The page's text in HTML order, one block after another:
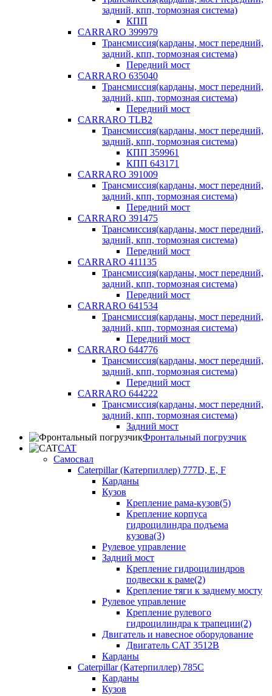
задний, кпп, тормозная система)
КПП
CARRARO 399979
Трансмиссия(карданы, мост передний,
задний, кпп, тормозная система)
Передний мост
CARRARO 635040
Трансмиссия(карданы, мост передний,
задний, кпп, тормозная система)
Передний мост
CARRARO TLB2
Трансмиссия(карданы, мост передний,
задний, кпп, тормозная система)
КПП 359961
КПП 643171
CARRARO 391009
Трансмиссия(карданы, мост передний,
задний, кпп, тормозная система)
Передний мост
CARRARO 391475
Трансмиссия(карданы, мост передний,
задний, кпп, тормозная система)
Передний мост
CARRARO 411135
Трансмиссия(карданы, мост передний,
задний, кпп, тормозная система)
Передний мост
CARRARO 641534
Трансмиссия(карданы, мост передний,
задний, кпп, тормозная система)
Передний мост
CARRARO 644776
Трансмиссия(карданы, мост передний,
задний, кпп, тормозная система)
Передний мост
CARRARO 644222
Трансмиссия(карданы, мост передний,
задний, кпп, тормозная система)
Задний мост
Фронтальный погрузчик
CAT
Самосвал
Caterpillar (Катерпиллер) 777D, E, F
Карданы
Кузов
Крепление рама-кузов(5)
Крепление корпуса
гидроцилиндра подъема
кузова(3)
Рулевое управление
Задний мост
Крепление гидроцилиндров
подвески к раме(2)
Крепление тяги к заднему мосту
Рулевое управление
Крепление рулевого
гидроцилиндра к трапеции(2)
Двигатель и навесное оборудование
Двигатель CAT 3512B
Карданы
Caterpillar (Катерпиллер) 785C
Карданы
Кузов